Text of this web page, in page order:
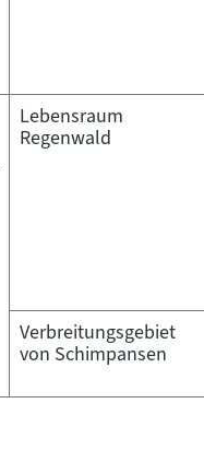
Lebensraum
Regenwald
Verbreitungsgebiet
von Schimpansen